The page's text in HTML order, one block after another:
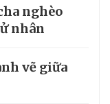
nghèo
nhân
vẽ giữa